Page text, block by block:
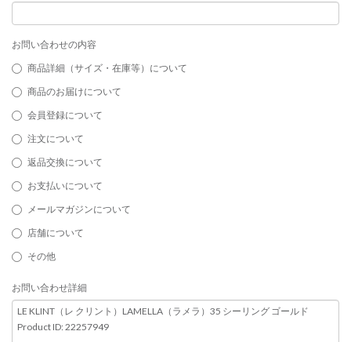
お問い合わせの内容
商品詳細（サイズ・在庫等）について
商品のお届けについて
会員登録について
注文について
返品交換について
お支払いについて
メールマガジンについて
店舗について
その他
お問い合わせ詳細